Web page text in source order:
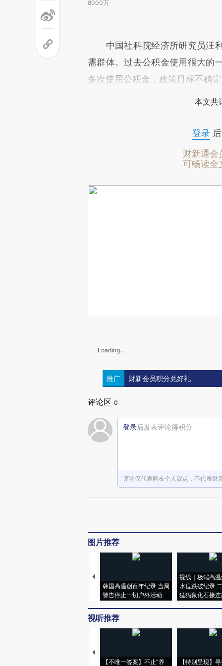
8000万
中国社科院经济所研究员汪利
需群体。过去公积金使用很大的
多次使用公积金，政策目标不确定
本文共
登录后
财新通会
可畅读全
Loading...
推广 财新会员积分兑好礼
评论区 0
登录后发表评论得积分
评论仅代表网友个人观点，不代表财
图片推荐
韩国高温创百年纪录 当局
警告停止一切户外活动
视线｜极端高
水位跌破纪录
猛犸象化石接连
视听推荐
【不唯一答案】不止“养
【特别呈现】